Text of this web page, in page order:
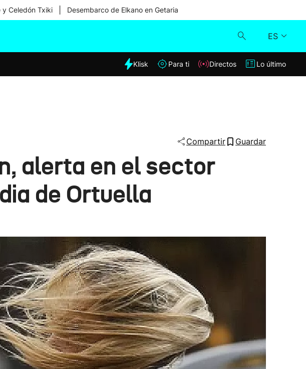
y Celedón Txiki Desembarco de Elkano en Getaria
ES
Klisk
Klisk Para ti Directos Lo último
Compartir Guardar
alerta en el sector
de Ortuella